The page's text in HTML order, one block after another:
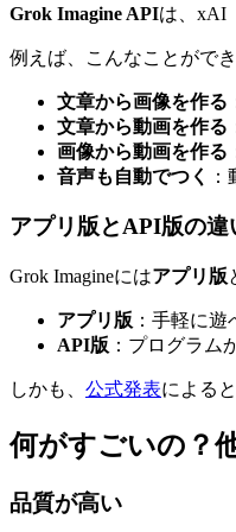
Grok Imagine APIは、xAI
例えば、こんなことができ
文章から画像を作る
文章から動画を作る
画像から動画を作る
音声も自動でつく
アプリ版とAPI版の違
Grok Imagineにはアプリ版
アプリ版 ：手軽に
API版 ：プログラム
しかも、 公式発表によると
何がすごいの？
品質が高い